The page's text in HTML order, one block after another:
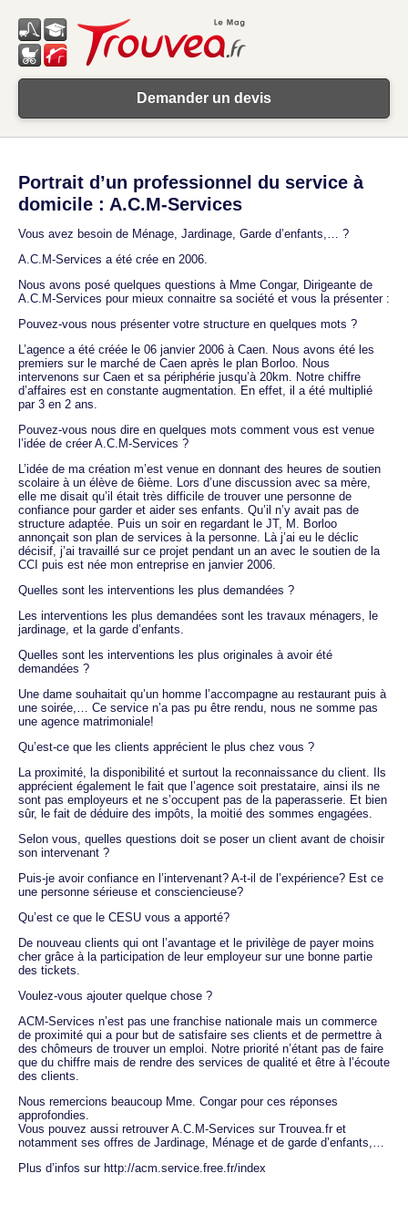
Demander un devis
Portrait d’un professionnel du service à
domicile : A.C.M-Services
Vous avez besoin de Ménage, Jardinage, Garde d’enfants,… ?
A.C.M-Services a été crée en 2006.
Nous avons posé quelques questions à Mme Congar, Dirigeante de
A.C.M-Services pour mieux connaitre sa société et vous la présenter :
Pouvez-vous nous présenter votre structure en quelques mots ?
L’agence a été créée le 06 janvier 2006 à Caen. Nous avons été les
premiers sur le marché de Caen après le plan Borloo. Nous
intervenons sur Caen et sa périphérie jusqu’à 20km. Notre chiffre
d’affaires est en constante augmentation. En effet, il a été multiplié
par 3 en 2 ans.
Pouvez-vous nous dire en quelques mots comment vous est venue
l’idée de créer A.C.M-Services ?
L’idée de ma création m’est venue en donnant des heures de soutien
scolaire à un élève de 6ième. Lors d’une discussion avec sa mère,
elle me disait qu’il était très difficile de trouver une personne de
confiance pour garder et aider ses enfants. Qu’il n’y avait pas de
structure adaptée. Puis un soir en regardant le JT, M. Borloo
annonçait son plan de services à la personne. Là j’ai eu le déclic
décisif, j’ai travaillé sur ce projet pendant un an avec le soutien de la
CCI puis est née mon entreprise en janvier 2006.
Quelles sont les interventions les plus demandées ?
Les interventions les plus demandées sont les travaux ménagers, le
jardinage, et la garde d’enfants.
Quelles sont les interventions les plus originales à avoir été
demandées ?
Une dame souhaitait qu’un homme l’accompagne au restaurant puis à
une soirée,… Ce service n’a pas pu être rendu, nous ne somme pas
une agence matrimoniale!
Qu’est-ce que les clients apprécient le plus chez vous ?
La proximité, la disponibilité et surtout la reconnaissance du client. Ils
apprécient également le fait que l’agence soit prestataire, ainsi ils ne
sont pas employeurs et ne s’occupent pas de la paperasserie. Et bien
sûr, le fait de déduire des impôts, la moitié des sommes engagées.
Selon vous, quelles questions doit se poser un client avant de choisir
son intervenant ?
Puis-je avoir confiance en l’intervenant? A-t-il de l’expérience? Est ce
une personne sérieuse et consciencieuse?
Qu’est ce que le CESU vous a apporté?
De nouveau clients qui ont l’avantage et le privilège de payer moins
cher grâce à la participation de leur employeur sur une bonne partie
des tickets.
Voulez-vous ajouter quelque chose ?
ACM-Services n’est pas une franchise nationale mais un commerce
de proximité qui a pour but de satisfaire ses clients et de permettre à
des chômeurs de trouver un emploi. Notre priorité n’étant pas de faire
que du chiffre mais de rendre des services de qualité et être à l’écoute
des clients.
Nous remercions beaucoup Mme. Congar pour ces réponses
approfondies.
Vous pouvez aussi retrouver A.C.M-Services sur Trouvea.fr et
notamment ses offres de Jardinage, Ménage et de garde d’enfants,…
Plus d’infos sur http://acm.service.free.fr/index